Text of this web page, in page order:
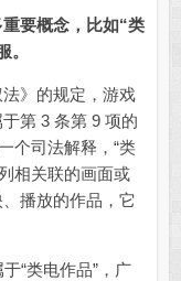
要概念，比如“类
。
》的规定，游戏
第 3 条第 9 项的
个司法解释，“类
相关联的画面或
播放的作品，它
“类电作品”，广